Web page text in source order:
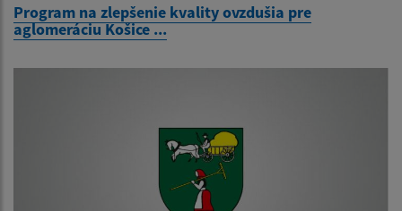
Program na zlepšenie kvality ovzdušia pre
aglomeráciu Košice ...